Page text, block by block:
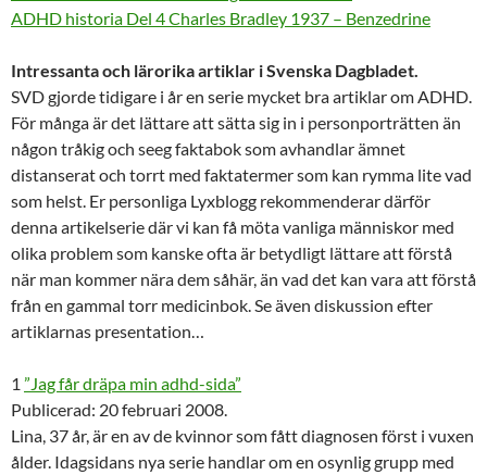
ADHD historia Del 4 Charles Bradley 1937 – Benzedrine
Intressanta och lärorika artiklar i Svenska Dagbladet.
SVD gjorde tidigare i år en serie mycket bra artiklar om ADHD.
För många är det lättare att sätta sig in i personporträtten än
någon tråkig och seeg faktabok som avhandlar ämnet
distanserat och torrt med faktatermer som kan rymma lite vad
som helst. Er personliga Lyxblogg rekommenderar därför
denna artikelserie där vi kan få möta vanliga människor med
olika problem som kanske ofta är betydligt lättare att förstå
när man kommer nära dem såhär, än vad det kan vara att förstå
från en gammal torr medicinbok. Se även diskussion efter
artiklarnas presentation…
1 ”Jag får dräpa min adhd-sida”
Publicerad: 20 februari 2008.
Lina, 37 år, är en av de kvinnor som fått diagnosen först i vuxen
ålder. Idagsidans nya serie handlar om en osynlig grupp med